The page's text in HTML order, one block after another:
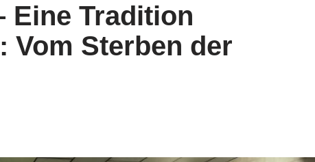
Eine Tradition
Vom Sterben der